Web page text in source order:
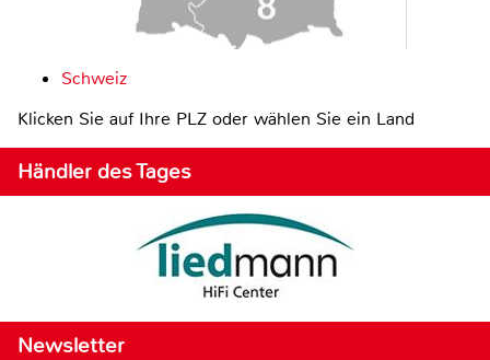
Schweiz
Klicken Sie auf Ihre PLZ oder wählen Sie ein Land
Händler des Tages
Newsletter